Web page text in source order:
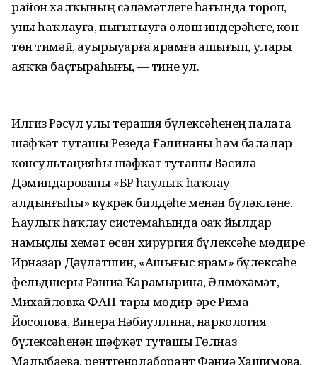
район халҡының сәләмәтлеге һағында тороп,
уны һаҡлауға, нығытыуға өлөш индерәһегеҙ, көн-
төн тимәй, ауырыуҙарға ярҙамға ашығып, уларҙы
аяҡҡа баҫтыраһығыҙ, — тине ул.
Илгиз Рәсүл улы терапия бүлексәһенең палата
шәфҡәт туташы Резеда Ғәлинаны һәм балалар
консультацияһы шәфҡәт туташы Вәсилә
Дәминдарованы «БР һаулыҡ һаҡлау
алдынғыһы» күкрәк билдәһе менән бүләкләне.
Һаулыҡ һаҡлау системаһында оҙаҡ йылдар
намыҫлы хеҙмәт өсөн хирургия бүлексәһе мөдире
Ирназар Дәүләтшин, «Ашығыс ярҙам» бүлексәһе
фельдшеры Рәшиҙә Ҡарамырҙина, Әлмөхәмәт,
Михайловка ФАП-тары мөдир-ҙәре Рима
Йосопова, Винера Нәбиуллина, наркология
бүлексәһенән шәфҡәт туташы Гөлназ
Малыбаева, рентгенолаборант Фәниә Хашимова,